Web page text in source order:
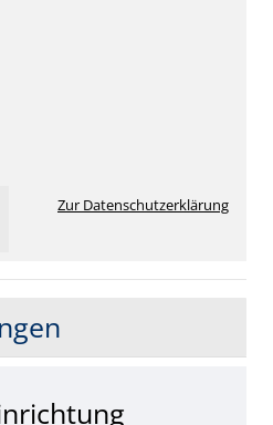
Zur Datenschutzerklärung